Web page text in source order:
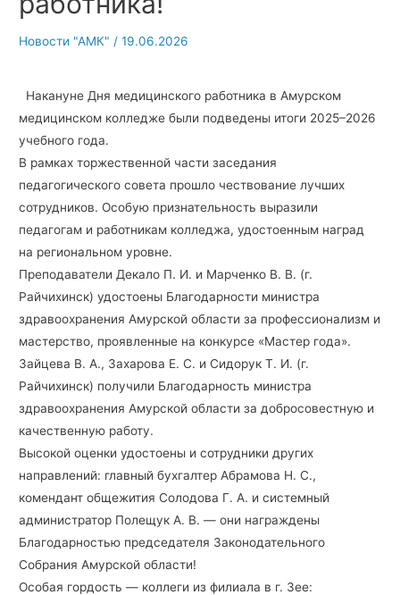
Новости "АМК" /19.06.2026
Накануне Дня медицинского работника в Амурском
медицинском колледже были подведены итоги 2025–2026
учебного года.
В рамках торжественной части заседания
педагогического совета прошло чествование лучших
сотрудников. Особую признательность выразили
педагогам и работникам колледжа, удостоенным наград
на региональном уровне.
Преподаватели Декало П. И. и Марченко В. В. (г.
Райчихинск) удостоены Благодарности министра
здравоохранения Амурской области за профессионализм и
мастерство, проявленные на конкурсе «Мастер года».
Зайцева В. А., Захарова Е. С. и Сидорук Т. И. (г.
Райчихинск) получили Благодарность министра
здравоохранения Амурской области за добросовестную и
качественную работу.
Высокой оценки удостоены и сотрудники других
направлений: главный бухгалтер Абрамова Н. С.,
комендант общежития Солодова Г. А. и системный
администратор Полещук А. В. — они награждены
Благодарностью председателя Законодательного
Собрания Амурской области!
Особая гордость — коллеги из филиала в г. Зее: